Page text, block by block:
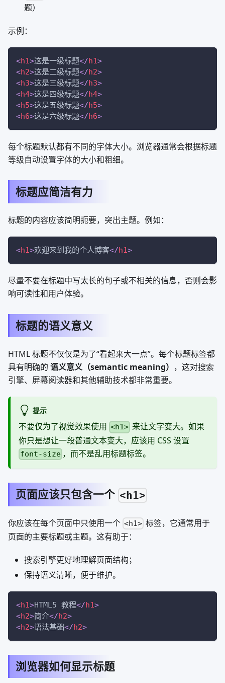
题）
示例：
<h1>这是一级标题</h1>
<h2>这是二级标题</h2>
<h3>这是三级标题</h3>
<h4>这是四级标题</h4>
<h5>这是五级标题</h5>
<h6>这是六级标题</h6>
每个标题默认都有不同的字体大小。浏览器通常会根据标题
等级自动设置字体的大小和粗细。
标题应简洁有力
标题的内容应该简明扼要，突出主题。例如：
<h1>欢迎来到我的个人博客</h1>
尽量不要在标题中写太长的句子或不相关的信息，否则会影
响可读性和用户体验。
标题的语义意义
HTML 标题不仅仅是为了“看起来大一点”。每个标题标签都
具有明确的 语义意义（semantic meaning） ，这对搜索
引擎、屏幕阅读器和其他辅助技术都非常重要。
提示
不要仅为了视觉效果使用 <h1> 来让文字变大。如果
你只是想让一段普通文本变大，应该用 CSS 设置
font-size ，而不是乱用标题标签。
页面应该只包含一个 <h1>
你应该在每个页面中只使用一个 <h1> 标签，它通常用于
页面的主要标题或主题。这有助于：
搜索引擎更好地理解页面结构；
保持语义清晰，便于维护。
<h1>HTML5 教程</h1>
<h2>简介</h2>
<h2>语法基础</h2>
浏览器如何显示标题